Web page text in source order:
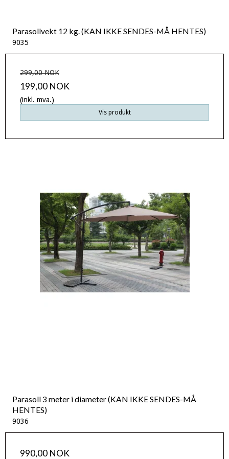
Parasollvekt 12 kg. (KAN IKKE SENDES-MÅ HENTES)
9035
299,00 NOK
199,00 NOK
(inkl. mva.)
Vis produkt
Parasoll 3 meter i diameter (KAN IKKE SENDES-MÅ
HENTES)
9036
990,00 NOK